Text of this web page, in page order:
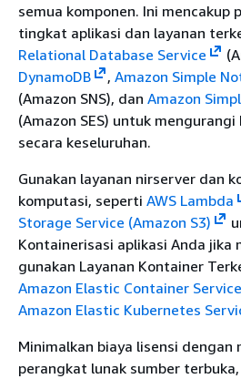
semua komponen. Ini mencakup
tingkat aplikasi dan layanan
Relational Database Service
DynamoDB
, Amazon Simple
(Amazon SNS), dan Amazon
(Amazon SES) untuk
secara keseluruhan.
Gunakan layanan nirserver dan
komputasi, seperti AWS Lambda
Storage Service (Amazon S3)
Kontainerisasi aplikasi Anda jika
gunakan Layanan Kontainer
Amazon Elastic Container Service
Amazon Elastic Kubernetes
Minimalkan biaya lisensi dengan
perangkat lunak sumber